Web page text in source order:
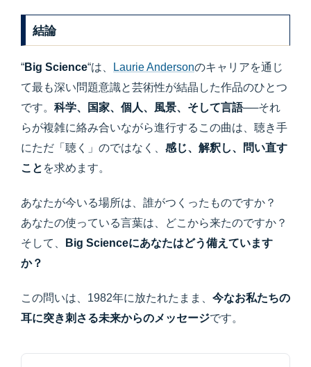
結論
“Big Science“は、 Laurie Andersonのキャリアを通じ
て最も深い問題意識と芸術性が結晶した作品のひとつ
です。 科学、国家、個人、風景、そして言語──それ
らが複雑に絡み合いながら進行するこの曲は、聴き手
にただ「聴く」のではなく、 感じ、解釈し、問い直す
こと を求めます。
あなたが今いる場所は、誰がつくったものですか？
あなたの使っている言葉は、どこから来たのですか？
そして、
Big Scienceにあなたはどう備えています
か？
この問いは、1982年に放たれたまま、 今なお私たちの
耳に突き刺さる未来からのメッセージです。